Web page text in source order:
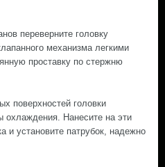
переверните головку
механизма легкими
проставку по стержню
поверхностей головки
охлаждения. Нанесите на эти
и установите патрубок, надежно